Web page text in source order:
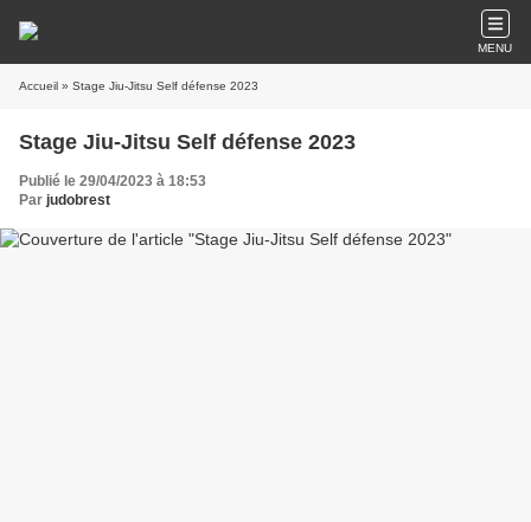
MENU
Accueil » Stage Jiu-Jitsu Self défense 2023
Stage Jiu-Jitsu Self défense 2023
Publié le 29/04/2023 à 18:53
Par judobrest